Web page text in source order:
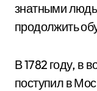
знатными
продолжить
В 1782 году, в
поступил в